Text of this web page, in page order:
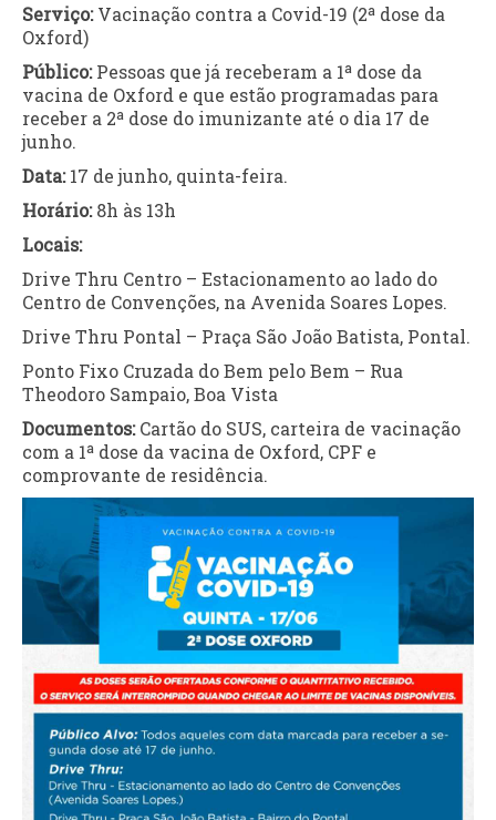
Serviço:Vacinação contra a Covid-19 (2ª dose da
Oxford)
Público:Pessoas que já receberam a 1ª dose da
vacina de Oxford e que estão programadas para
receber a 2ª dose do imunizante até o dia 17 de
junho.
Data:17 de junho, quinta-feira.
Horário:8h às 13h
Locais:
Drive Thru Centro – Estacionamento ao lado do
Centro de Convenções, na Avenida Soares Lopes.
Drive Thru Pontal – Praça São João Batista, Pontal.
Ponto Fixo Cruzada do Bem pelo Bem – Rua
Theodoro Sampaio, Boa Vista
Documentos:Cartão do SUS, carteira de vacinação
com a 1ª dose da vacina de Oxford, CPF e
comprovante de residência.